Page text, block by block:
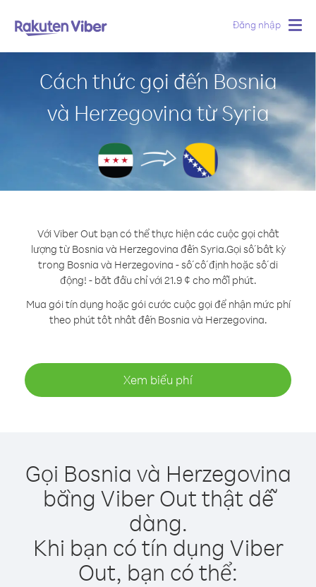
Đăng nhập
Cách thức gọi đến Bosnia
và Herzegovina từ Syria
Với Viber Out bạn có thể thực hiện các cuộc gọi chất
lượng từ Bosnia và Herzegovina đến Syria.Gọi số bất kỳ
trong Bosnia và Herzegovina - số cố định hoặc số di
động! - bắt đầu chỉ với 21.9 ¢ cho mỗi phút.
Mua gói tín dụng hoặc gói cước cuộc gọi để nhận mức phí
theo phút tốt nhất đến Bosnia và Herzegovina.
Xem biểu phí
Gọi Bosnia và Herzegovina
bằng Viber Out thật dễ
dàng.
Khi bạn có tín dụng Viber
Out, bạn có thể: